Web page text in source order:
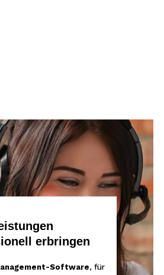
erbringen
Software, für